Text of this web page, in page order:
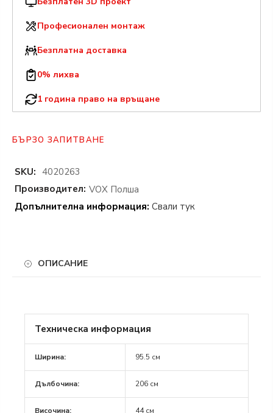
Професионален монтаж
Безплатна доставка
0% лихва
1 година право на връщане
БЪРЗО ЗАПИТВАНЕ
SKU: 4020263
Производител: VOX Полша
Допълнителна информация: Свали тук
ОПИСАНИЕ
Леглото идва в комплект с лицев панел в декор
легло или чекмедже за съхранение на вещи.
Допълнителното легло е идеално допълнение,
когато имате повече гости или просто искате
Техническа информация
Ширина: 95.5 см
Дълбочина: 206 см
Височина: 44 см